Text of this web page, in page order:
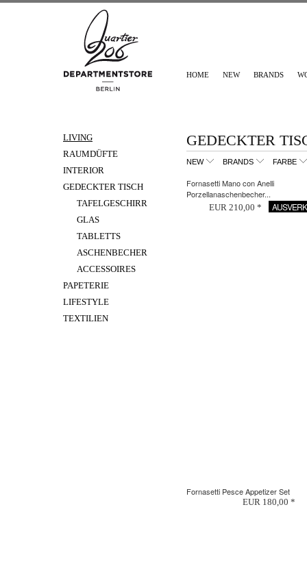
HOME NEW BRANDS
LIVING
RAUMDÜFTE
INTERIOR
GEDECKTER TISCH
TAFELGESCHIRR
GLAS
TABLETTS
ASCHENBECHER
ACCESSOIRES
PAPETERIE
LIFESTYLE
TEXTILIEN
GEDECKTER
NEW BRANDS FARBE
Fornasetti Mano con Anelli
Porzellanaschenbecher...
EUR 210,00 *
Fornasetti Pesce Appetizer Set
EUR 180,00 *